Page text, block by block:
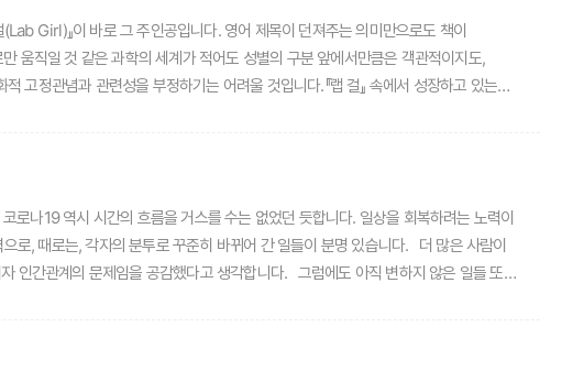
Girl)』이 바로 그 주인공입니다. 영어 제목이 던져주는 의미만으로도 책이
움직일 것 같은 과학의 세계가 적어도 성별의 구분 앞에서만큼은 객관적이지도,
고정관념과 관련성을 부정하기는 어려울 것입니다.『랩 걸』 속에서 성장하고 있는
자기 자신에 대한 굳건한 믿음이 없었다면 불가능한 일이었을지 모릅니다.강력한
해주신 선생님의 따끈따끈한 글을 이 자리를 빌어 소개합니다.
다고 생각합니다. 그럼에도 아직 변하지 않은 일들 또한